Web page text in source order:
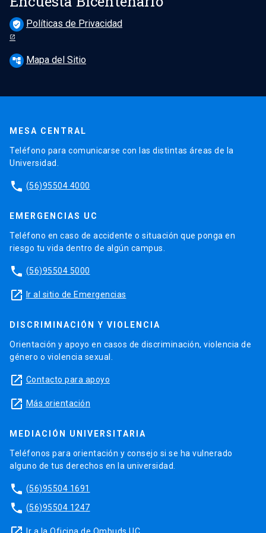
verified_user Políticas de Privacidad
account_tree Mapa del Sitio
MESA CENTRAL
Teléfono para comunicarse con las distintas áreas de la
Universidad.
phone (56)95504 4000
EMERGENCIAS UC
Teléfono en caso de accidente o situación que ponga en
riesgo tu vida dentro de algún campus.
phone (56)95504 5000
launch Ir al sitio de Emergencias
DISCRIMINACIÓN Y VIOLENCIA
Orientación y apoyo en casos de discriminación, violencia de
género o violencia sexual.
launch Contacto para apoyo
launch Más orientación
MEDIACIÓN UNIVERSITARIA
Teléfonos para orientación y consejo si se ha vulnerado
alguno de tus derechos en la universidad.
phone (56)95504 1691
phone (56)95504 1247
Ir a la Oficina de Ombuds UC